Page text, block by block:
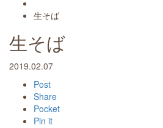
生そば
生そば
2019.02.07
Post
Share
Pocket
Pin it